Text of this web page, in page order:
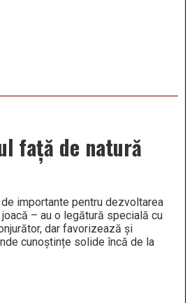
față de natură
importante pentru dezvoltarea
– au o legătură specială cu
dar favorizează și
cunoștințe solide încă de la